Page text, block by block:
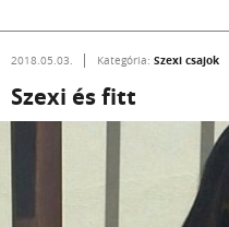
2018.05.03. Kategória: Szexi csajok
Szexi és fitt